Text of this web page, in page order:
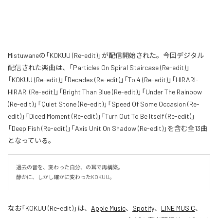
Mistuwaneの「KOKUU (Re-edit)」が配信開始された。今回デジタル
配信された楽曲は、「Particles On Spiral Staircase (Re-edit)」
「KOKUU (Re-edit)」「Decades (Re-edit)」「To 4 (Re-edit)」「HIRARI-
HIRARI (Re-edit)」「Bright Than Blue (Re-edit)」「Under The Rainbow
(Re-edit)」「Quiet Stone (Re-edit)」「Speed Of Some Occasion (Re-
edit)」「Diced Moment (Re-edit)」「Turn Out To Be Itself (Re-edit)」
「Deep Fish (Re-edit)」「Axis Unit On Shadow (Re-edit)」を含む全13曲
となっている。
過去の音を、変わった自分、の耳で再構築。
静かに、しかし確かに変わったKOKUU。
なお「KOKUU (Re-edit)」は、 Apple Music、 Spotify、 LINE MUSIC、